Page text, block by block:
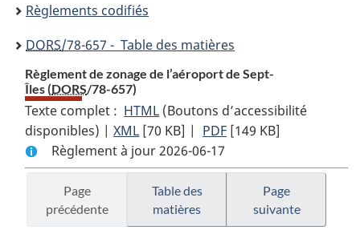
Règlements codifiés
DORS/78-657 - Table des matières
Règlement de zonage de l’aéroport de Sept-
Îles (DORS/78-657)
Texte complet : HTML Texte
complet
:
Règlement
de
zonage
(Boutons d’accessibilité
disponibles) |XML Texte
complet
:
Règlement
de
[70 KB] | PDF Texte
:
Règlement
[149 KB]
Règlement à jour 2026-06-17
Page
précédente
Table des
matières
Page
suivante